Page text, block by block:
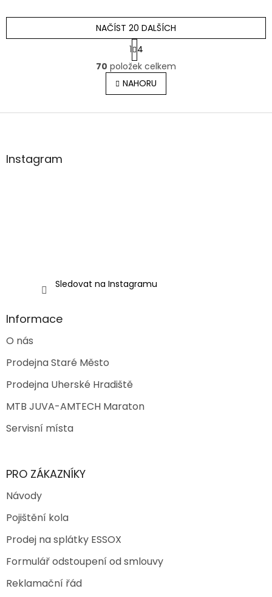
O
v
l
á
a
NAČÍST 20 DALŠÍCH
S
t
r
á
n
k
v
1 4
70 položek celkem
NAHORU
Z
aInstagram
Sledovat na Instagramu
Informace
O nás
Prodejna Staré Město
Prodejna Uherské Hradiště
MTB JUVA-AMTECH Maraton
Servisní místa
PRO ZÁKAZNÍKY
Návody
Pojištění kola
Prodej na splátky ESSOX
Formulář odstoupení od smlouvy
Reklamační řád